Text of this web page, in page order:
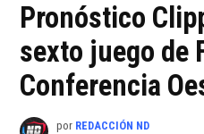
Pronóstico
sexto juego de
Conferencia
por REDACCIÓN ND